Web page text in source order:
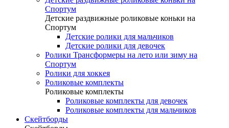
Спортум
Детские раздвижные роликовые коньки на
Спортум
Детские ролики для мальчиков
Детские ролики для девочек
Ролики Трансформеры на лето или зиму на
Спортум
Ролики для хоккея
Роликовые комплекты
Роликовые комплекты
Роликовые комплекты для девочек
Роликовые комплекты для мальчиков
Скейтборды